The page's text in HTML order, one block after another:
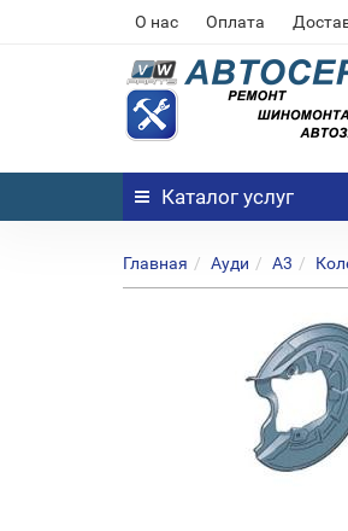
О нас Оплата
Каталог услуг
Главная Ауди A3